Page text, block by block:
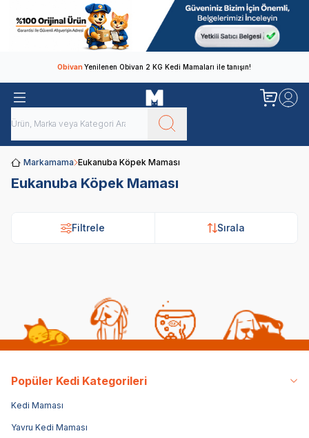
ObivanYenilenen Obivan 2 KG Kedi Mamaları ile tanışın!
Markamama Eukanuba Köpek Maması
Eukanuba Köpek Maması
Filtrele Sırala
Popüler Kedi Kategorileri
Kedi Maması
Yavru Kedi Maması